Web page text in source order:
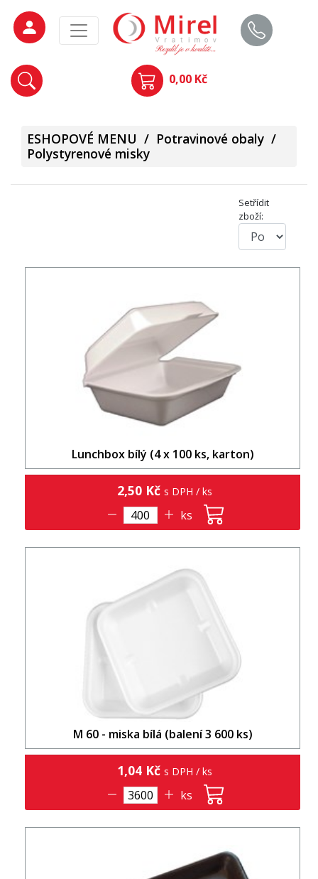
0,00 Kč
ESHOPOVÉ MENU / Potravinové obaly /
Polystyrenové misky
Setřídit
zboží:
Lunchbox bílý (4 x 100 ks, karton)
2,50 Kč s DPH / ks
ks
M 60 - miska bílá (balení 3 600 ks)
1,04 Kč s DPH / ks
ks